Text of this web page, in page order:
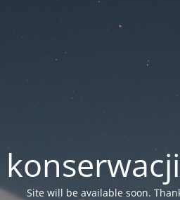
Site will be available soon.